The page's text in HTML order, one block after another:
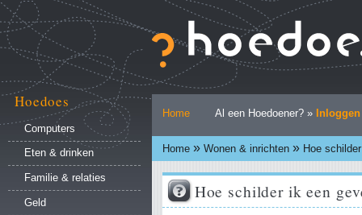
naar
inhoud.
Ga
naar
navigatie
Persoonlijke
hulpmiddelen
Home Al een Hoedoener? » Inloggen
Home » Wonen & inrichten » Hoe
Hoedoes
Computers
Eten & drinken
Familie & relaties
Geld
Hoe schilder ik een